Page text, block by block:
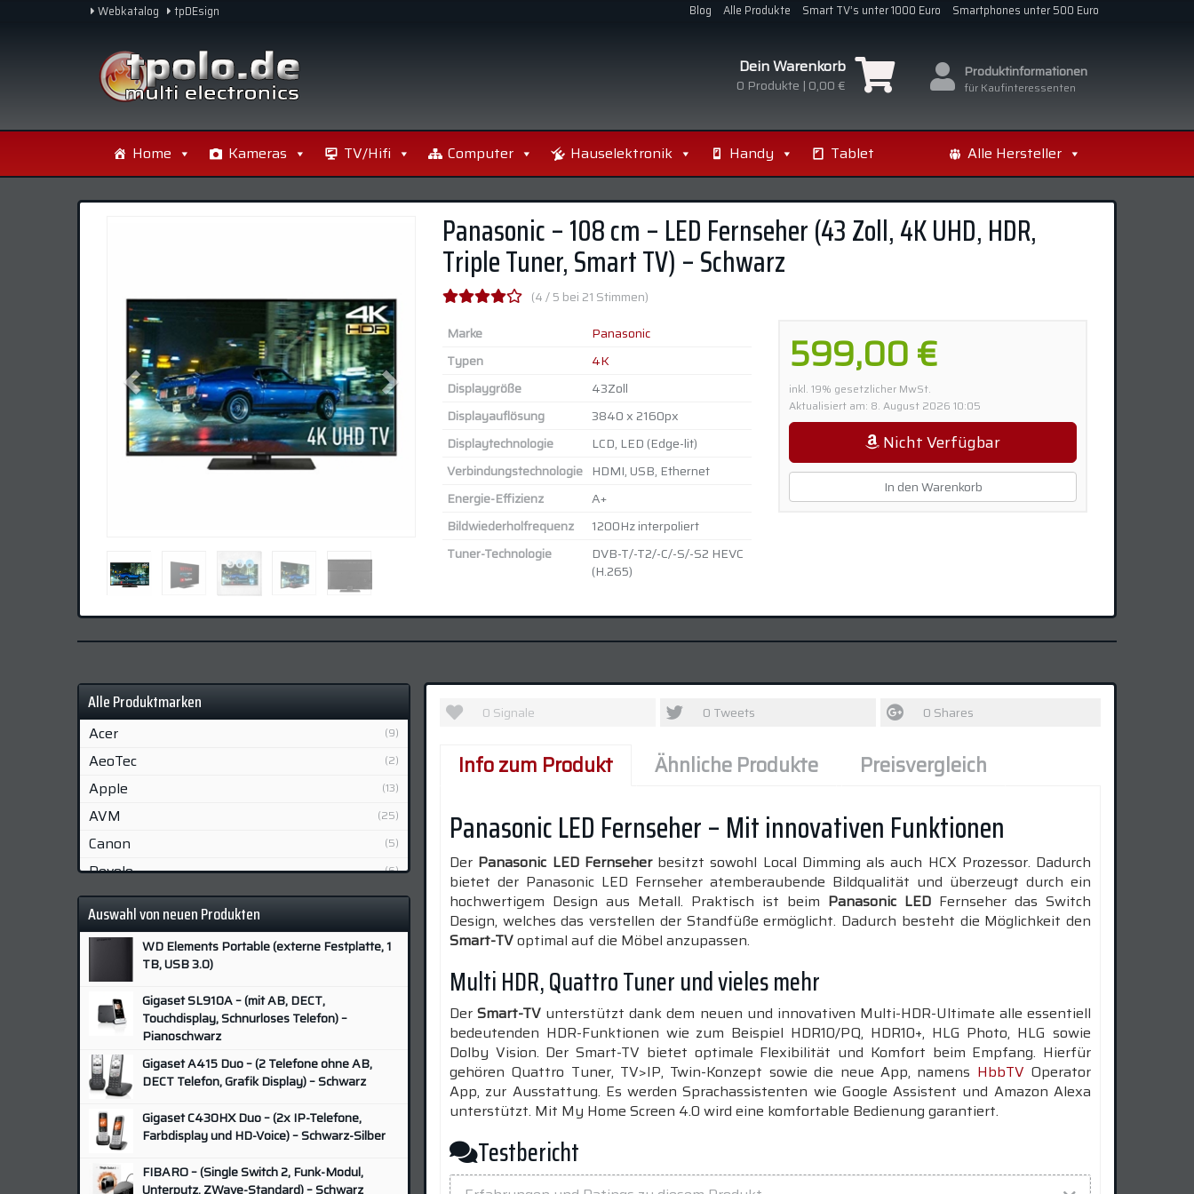
Webkatalog tpDEsign Blog Alle Produkte Smart TV’s unter 1000 Euro Smartphones unter 500 Euro
Produktinformationen
für Kaufinteressenten
Dein Warenkorb
0 Produkte | 0,00 €
Home Alle Hersteller
Kameras TV/Hifi Computer Hauselektronik Handy Tablet
Panasonic – 108 cm – LED Fernseher (43 Zoll, 4K UHD, HDR,
Triple Tuner, Smart TV) – Schwarz
(4 / 5 bei 21 Stimmen)
599,00 €
inkl. 19% gesetzlicher MwSt.
Aktualisiert am: 8. August 2026 10:05
Nicht Verfügbar
In den Warenkorb
Marke
Panasonic
Typen
4K
Displaygröße
43Zoll
Displayauflösung
3840 x 2160px
Displaytechnologie
LCD, LED (Edge-lit)
Verbindungstechnologie HDMI, USB, Ethernet
Energie-Effizienz
A+
Bildwiederholfrequenz
1200Hz interpoliert
Tuner-Technologie
DVB-T/​-T2/​-C/​-S/​-S2 HEVC
(H.265)
0 Signale 0 Tweets 0 Shares
Info zum Produkt Ähnliche Produkte Preisvergleich
Panasonic LED Fernseher – Mit innovativen Funktionen
Der Panasonic LED Fernseherbesitzt sowohl Local Dimming als auch HCX Prozessor. Dadurch
bietet der Panasonic LED Fernseher atemberaubende Bildqualität und überzeugt durch ein
hochwertigem Design aus Metall. Praktisch ist beim Panasonic LED Fernseher das Switch
Design, welches das verstellen der Standfüße ermöglicht. Dadurch besteht die Möglichkeit den
Smart-TVoptimal auf die Möbel anzupassen.
Multi HDR, Quattro Tuner und vieles mehr
DerSmart-TV unterstützt dank dem neuen und innovativen Multi-HDR-Ultimate alle essentiell
bedeutenden HDR-Funktionen wie zum Beispiel HDR10/PQ, HDR10+, HLG Photo, HLG sowie
Dolby Vision. Der Smart-TV bietet optimale Flexibilität und Komfort beim Empfang. Hierfür
gehören Quattro Tuner, TV>IP, Twin-Konzept sowie die neue App, namens HbbTV Operator
App, zur Ausstattung. Es werden Sprachassistenten wie Google Assistent und Amazon Alexa
unterstützt. Mit My Home Screen 4.0 wird eine komfortable Bedienung garantiert.
Testbericht
Alle Produktmarken
Acer (9)
AeoTec (2)
Apple (13)
AVM (25)
Canon (5)
Devolo (6)
Fibaro (2)
Fujifilm
(7)
Grundig
Hisense
Huawei
Lenovo
LG
Lupus
Nikon
Auswahl von neuen Produkten
WD Elements Portable (externe Festplatte, 1
TB, USB 3.0)
Gigaset SL910A – (mit AB, DECT,
Touchdisplay, Schnurloses Telefon) –
Pianoschwarz
Gigaset A415 Duo – (2 Telefone ohne AB,
DECT Telefon, Grafik Display) – Schwarz
Gigaset C430HX Duo – (2x IP-Telefone,
Farbdisplay und HD-Voice) – Schwarz-Silber
FIBARO – (Single Switch 2, Funk-Modul,
Unterputz, ZWave-Standard) – Schwarz